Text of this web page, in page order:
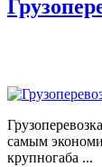
самым
крупногаба ...